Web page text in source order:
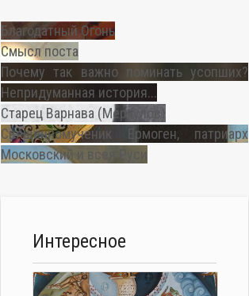
Благодатный Огонь
Смысл поста
Почему так важно поминать усопших?
Непридуманная история...
Старец Варнава (Меркулов)
Священномученик Ермоген, патриарх
Московский и всея Руси
Интересное